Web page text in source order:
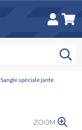
Sangle spéciale jante
ZOOM